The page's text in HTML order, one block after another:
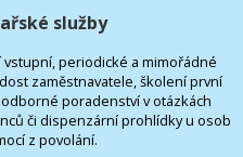
služby
periodické a mimořádné
zaměstnavatele, školení první
poradenství v otázkách
či dispenzární prohlídky u osob
z povolání.